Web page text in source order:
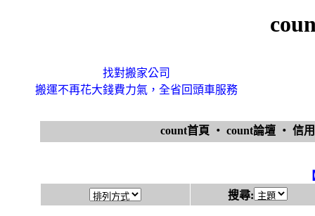
找對搬家公司
搬運不再花大錢費力氣，全省回頭車服務
count首頁 ‧ count論壇 ‧ 信
搜尋: